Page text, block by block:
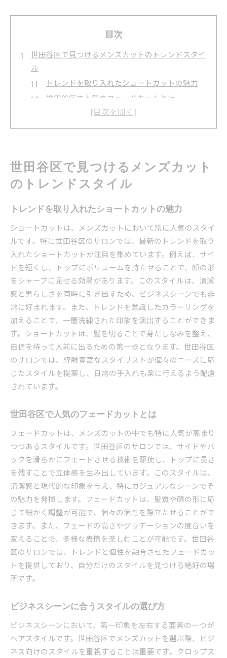
目次
世田谷区で見つけるメンズカットのトレンドスタイ
ル
トレンドを取り入れたショートカットの魅力
世田谷区で人気のフェードカットとは
ビジネスシーンに合うスタイルの選び方
カジュアルなスタイルで個性を表現する方法
季節ごとのおすすめメンズカット
清潔感を引き出すメンズカットで自信を持つ
印象を左右する髪型の効果
シンプルでありながら洗練されたスタイルを手
日常の手入れがラクなカットテクニック
プロが教える清潔感を保つメンテナンス方法
スタイルチェンジで気分もリフレッシュ
ヘアケアとカットでさらに自信を
地域特有のスタイルで個性を輝かせるメンズカット
の魅力
世田谷区ならではのオリジナルスタイル
自分らしさを引き出すカットの重要性
個性を際立たせるアクセントとしてのヘアスタ
イル
地域文化と流行をミックスしたスタイル
ン
地元のサロンで体験するカスタマイズメンズカット
カスタマイズカットのメリット
スタイリストとのコミュニケーション術
パーソナルスタイルを見つけるカウンセリング
顔型に合わせたカットテクニック
ライフスタイルにあわせた提案内容
体験者の声をもとにしたサロン選び
世田谷区のサロンが提供する革新的なメンズカット
技術
革新的な道具を用いたカット法
多様なカットスタイルに応える技術力
実績を持つスタイリストの技術紹介
最新トレンドを反映した技術革新
世田谷区で見つけるメンズカット
のトレンドスタイル
トレンドを取り入れたショートカットの魅力
ショートカットは、メンズカットにおいて常に人気のスタイ
ルです。特に世田谷区のサロンでは、最新のトレンドを取り
入れたショートカットが注目を集めています。例えば、サイ
ドを短くし、トップにボリュームを持たせることで、顔の形
をシャープに見せる効果があります。このスタイルは、清潔
感と男らしさを同時に引き出すため、ビジネスシーンでも非
常に好まれます。また、トレンドを意識したカラーリングを
加えることで、一層洗練された印象を演出することができま
す。ショートカットは、髪を切ることで身だしなみを整え、
自信を持って人前に出るための第一歩となります。世田谷区
のサロンでは、経験豊富なスタイリストが個々のニーズに応
じたスタイルを提案し、日常の手入れも楽に行えるよう配慮
されています。
世田谷区で人気のフェードカットとは
フェードカットは、メンズカットの中でも特に人気が高まり
つつあるスタイルです。世田谷区のサロンでは、サイドやバ
ックを滑らかにフェードさせる技術を駆使し、トップに長さ
を残すことで立体感を生み出しています。このスタイルは、
清潔感と現代的な印象を与え、特にカジュアルなシーンでそ
の魅力を発揮します。フェードカットは、髪質や顔の形に応
じて細かく調整が可能で、個々の個性を際立たせることがで
きます。また、フェードの高さやグラデーションの度合いを
変えることで、多様な表情を楽しむことが可能です。世田谷
区のサロンでは、トレンドと個性を融合させたフェードカッ
トを提供しており、自分だけのスタイルを見つける絶好の場
所です。
ビジネスシーンに合うスタイルの選び方
ビジネスシーンにおいて、第一印象を左右する要素の一つが
ヘアスタイルです。世田谷区でメンズカットを選ぶ際、ビジ
ネス向けのスタイルを重視することは重要です。クロップス